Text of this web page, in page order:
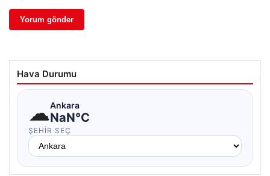
Hava Durumu
☁Ankara
NaN°C
ŞEHIR SEÇ